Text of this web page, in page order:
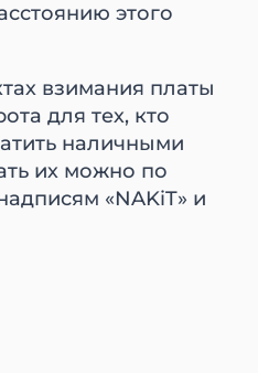
этого
взимания платы
для тех, кто
наличными
их можно по
«NAKiT» и